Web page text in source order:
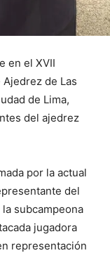
en el XVII
de Las
de Lima,
del ajedrez
por la actual
del
subcampeona
jugadora
representación